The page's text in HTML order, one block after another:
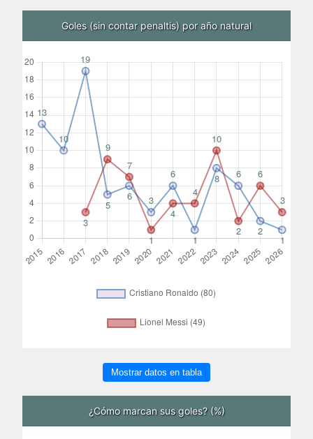
Goles (sin contar penaltis) por año natural
Mostrar datos en tabla
¿Cómo marcan sus goles? (%)